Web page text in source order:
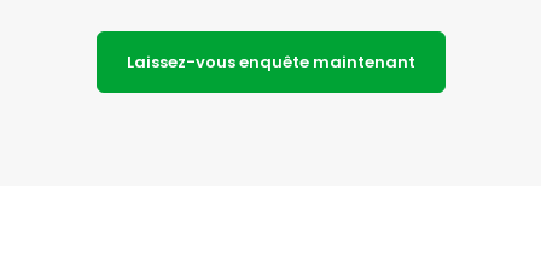
Laissez-vous enquête maintenant